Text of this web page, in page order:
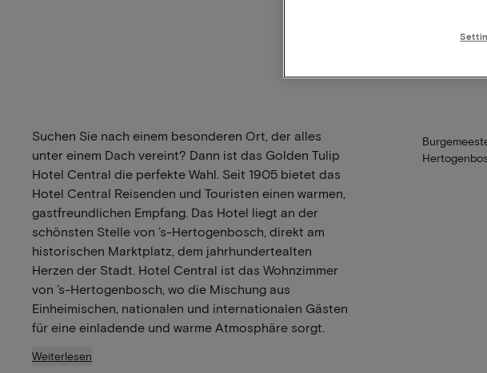
Suchen Sie nach einem besonderen Ort, der alles
unter einem Dach vereint? Dann ist das Golden Tulip
Hotel Central die perfekte Wahl. Seit 1905 bietet das
Hotel Central Reisenden und Touristen einen warmen,
gastfreundlichen Empfang. Das Hotel liegt an der
schönsten Stelle von ’s-Hertogenbosch, direkt am
historischen Marktplatz, dem jahrhundertealten
Herzen der Stadt. Hotel Central ist das Wohnzimmer
von ’s-Hertogenbosch, wo die Mischung aus
Einheimischen, nationalen und internationalen Gästen
für eine einladende und warme Atmosphäre sorgt.
Weiterlesen